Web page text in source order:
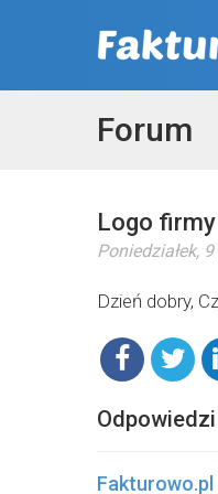
Forum
Logo
Poniedziałek,
Dzień dobry,
Fakturowo.pl